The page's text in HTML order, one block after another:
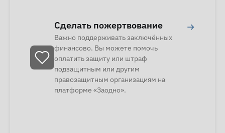
Сделать пожертвование
Важно поддерживать заключённых
финансово. Вы можете помочь
оплатить защиту или штраф
подзащитным или другим
правозащитным организациям на
платформе «Заодно».
→